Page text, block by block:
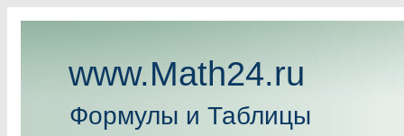
www.Math24.ru
Формулы и Таблицы